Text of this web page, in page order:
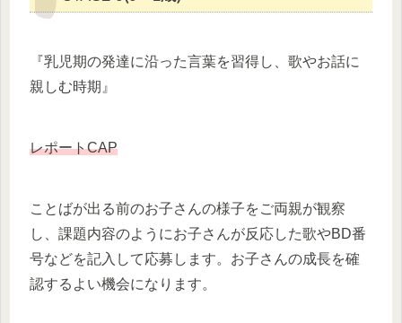
『乳児期の発達に沿った言葉を習得し、歌やお話に
親しむ時期』
レポートCAP
ことばが出る前のお子さんの様子をご両親が観察
し、課題内容のようにお子さんが反応した歌やBD番
号などを記入して応募します。お子さんの成長を確
認するよい機会になります。